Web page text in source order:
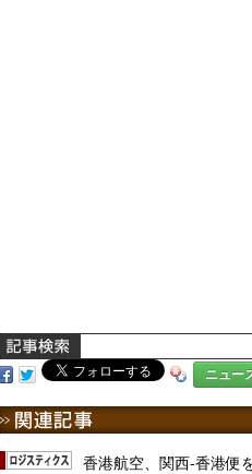
ニュー
香港航空、関西-香港便